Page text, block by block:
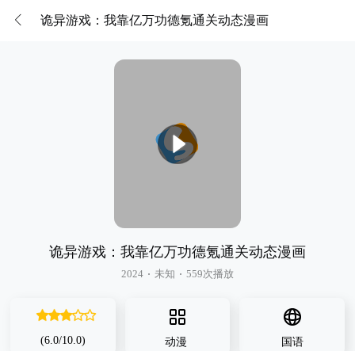
诡异游戏：我靠亿万功德氪通关动态漫画
诡异游戏：我靠亿万功德氪通关动态漫画
2024 未知 559次播放
还行
推荐
力荐
(6.0/10.0) 动漫 国语